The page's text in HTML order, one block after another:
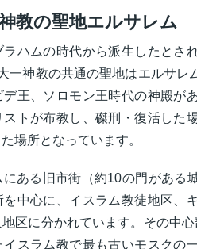
教の聖地エルサレム
ラハムの時代から派生したとさ
一神教の共通の聖地はエルサレ
王、ソロモン王時代の神殿が
トが布教し、磔刑・復活した
場所となっています。
ある旧市街（約10の門がある
を中心に、イスラム教徒地区、
区に分かれています。その中
スラム教で最も古いモスクの